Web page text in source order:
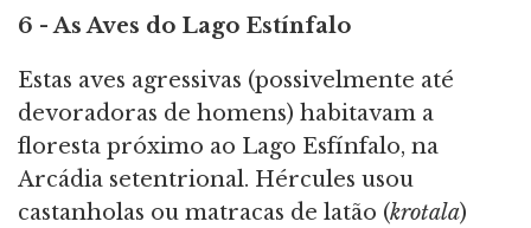
6 - As Aves do Lago Estínfalo
Estas aves agressivas (possivelmente até
devoradoras de homens) habitavam a
floresta próximo ao Lago Esfínfalo, na
Arcádia setentrional. Hércules usou
castanholas ou matracas de latão (krotala)